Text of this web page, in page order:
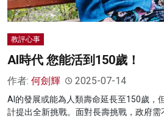
教評心事
AI時代 您能活到150歲！
作者: 何劍輝 2025-07-14
AI的發展或能為人類壽命延長至150歲，
計提出全新挑戰。面對長壽挑戰，政府